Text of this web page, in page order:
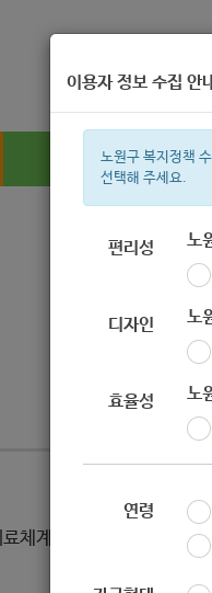
복지정보
복지관
이용자 정보 수집 안
노원구 복지정책
선택해 주세요.
편리성
노
디자인
노
효율성
노
연령
체계 지원]